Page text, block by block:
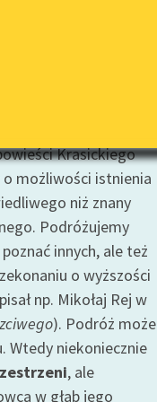
dostępności
poznaniu innych
potraw, czy
Krasickiego
o możliwości istnienia
niż znany
Podróżujemy
innych, ale też
o wyższości
np. Mikołaj Rej w
). Podróż może
Wtedy niekoniecznie
, ale
w głąb jego